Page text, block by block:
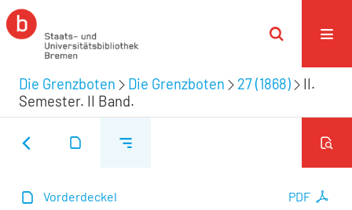
Die Grenzboten Die Grenzboten 27 (1868)
II.
Semester. II Band.
PDF
Vorderdeckel